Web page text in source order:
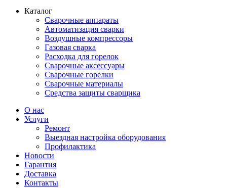
Каталог
Сварочные аппараты
Автоматизация сварки
Воздушные компрессоры
Газовая сварка
Расходка для горелок
Сварочные аксессуары
Сварочные горелки
Сварочные материалы
Средства защиты сварщика
О нас
Услуги
Ремонт
Выездная настройка оборудования
Профилактика
Новости
Гарантия
Доставка
Контакты